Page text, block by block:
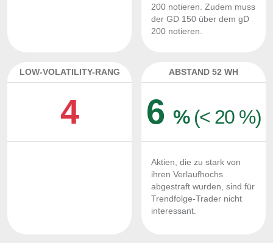
200 notieren. Zudem muss
der GD 150 über dem gD
200 notieren.
LOW-VOLATILITY-RANG
4
ABSTAND 52 WH
6 % (< 20 %)
Aktien, die zu stark von
ihren Verlaufhochs
abgestraft wurden, sind für
Trendfolge-Trader nicht
interessant.